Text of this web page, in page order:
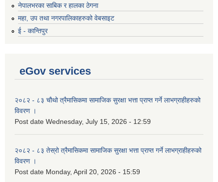
नेपालभरका साबिक र हालका ठेगना
महा, उप तथा नगरपालिकाहरुको वेबसाइट
ई - कान्तिपुर
eGov services
२०८२ - ८३ चौथो त्रैमासिकमा सामाजिक सुरक्षा भत्ता प्राप्त गर्ने लाभग्राहीहरुको
विवरण ।
Post date Wednesday, July 15, 2026 - 12:59
२०८२ - ८३ तेस्रो त्रैमासिकमा सामाजिक सुरक्षा भत्ता प्राप्त गर्ने लाभग्राहीहरुको
विवरण ।
Post date Monday, April 20, 2026 - 15:59